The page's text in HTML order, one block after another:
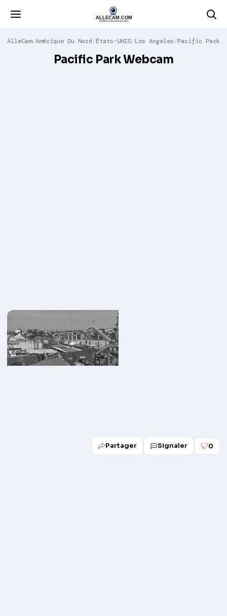
AlleCam Amérique Du Nord États-UNIS Los Angeles Pacific Park
Pacific Park Webcam
Partager Signaler 0